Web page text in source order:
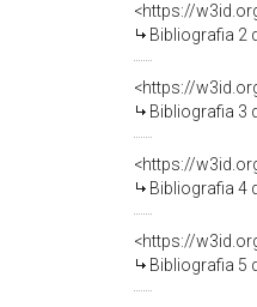
<https://
Bibliografia 2
<https://
Bibliografia 3
<https://
Bibliografia 4
<https://
Bibliografia 5